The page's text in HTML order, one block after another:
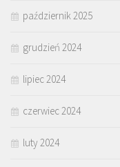
październik 2025
grudzień 2024
lipiec 2024
czerwiec 2024
luty 2024